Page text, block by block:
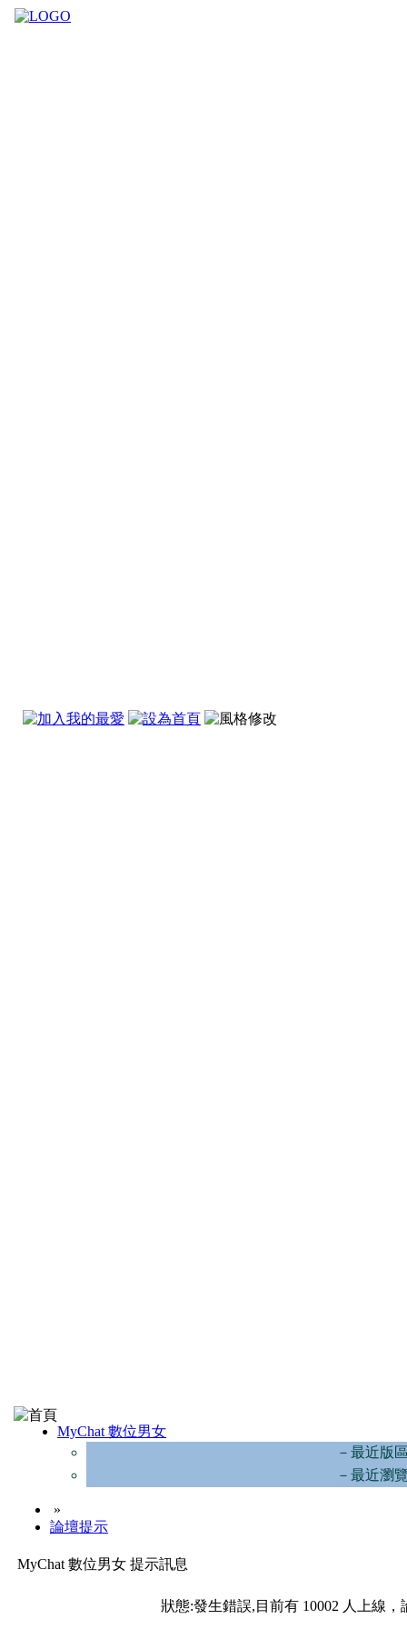
MyChat 數位男女
－最近版
－最近瀏
»
論壇提示
MyChat 數位男女 提示訊息
狀態:發生錯誤,目前有 10002 人上線